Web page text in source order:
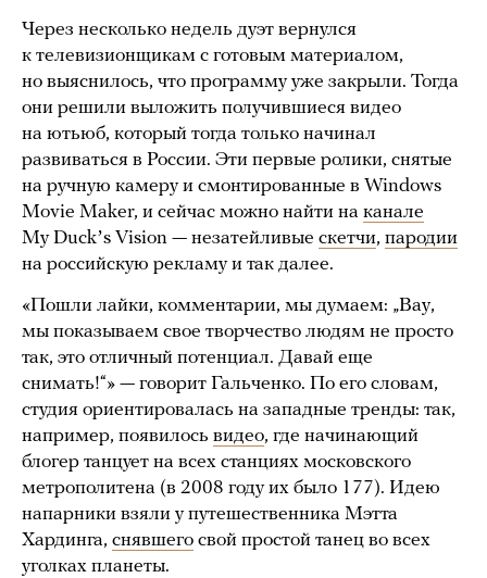
Через несколько недель дуэт вернулся
к телевизионщикам с готовым материалом,
но выяснилось, что программу уже закрыли. Тогда
они решили выложить получившиеся видео
на ютьюб, который тогда только начинал
развиваться в России. Эти первые ролики, снятые
на ручную камеру и смонтированные в Windows
Movie Maker, и сейчас можно найти на канале
My Duckʼs Vision — незатейливые скетчи, пародии
на российскую рекламу и так далее.
«Пошли лайки, комментарии, мы думаем: „Вау,
мы показываем свое творчество людям не просто
так, это отличный потенциал. Давай еще
снимать!“» — говорит Гальченко. По его словам,
студия ориентировалась на западные тренды: так,
например, появилось видео, где начинающий
блогер танцует на всех станциях московского
метрополитена (в 2008 году их было 177). Идею
напарники взяли у путешественника Мэтта
Хардинга, снявшего свой простой танец во всех
уголках планеты.